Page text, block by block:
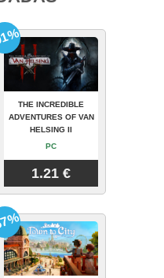
THE INCREDIBLE
ADVENTURES OF VAN
HELSING II
PC
1.21 €